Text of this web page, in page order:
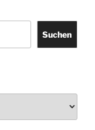
Suchen